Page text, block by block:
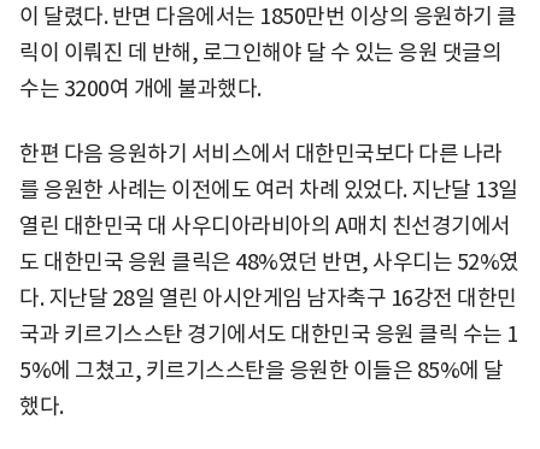
이 달렸다. 반면 다음에서는 1850만번 이상의 응원하기 클
릭이 이뤄진 데 반해, 로그인해야 달 수 있는 응원 댓글의
수는 3200여 개에 불과했다.
한편 다음 응원하기 서비스에서 대한민국보다 다른 나라
를 응원한 사례는 이전에도 여러 차례 있었다. 지난달 13일
열린 대한민국 대 사우디아라비아의 A매치 친선경기에서
도 대한민국 응원 클릭은 48%였던 반면, 사우디는 52%였
다. 지난달 28일 열린 아시안게임 남자축구 16강전 대한민
국과 키르기스스탄 경기에서도 대한민국 응원 클릭 수는 1
5%에 그쳤고, 키르기스스탄을 응원한 이들은 85%에 달
했다.